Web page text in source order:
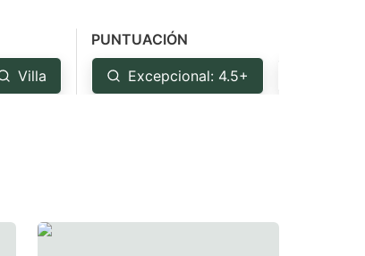
Villa
PUNTUACIÓN
Excepcional: 4.5+